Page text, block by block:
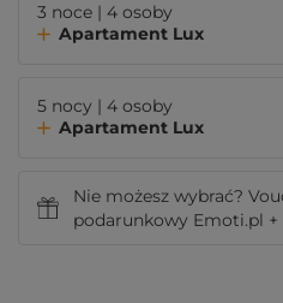
3 noce | 4 osoby
Apartament Lux
5 nocy | 4 osoby
Apartament Lux
Nie możesz wybrać?
podarunkowy Emoti.pl +